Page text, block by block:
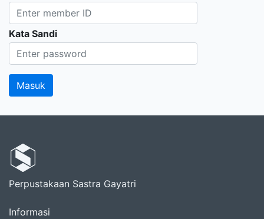
Kata Sandi
Perpustakaan Sastra Gayatri
Informasi